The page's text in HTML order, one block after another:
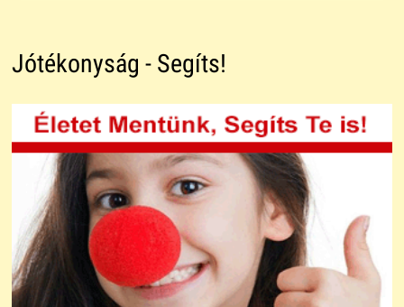
Jótékonyság - Segíts!